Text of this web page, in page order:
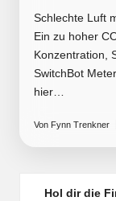
Schlechte Luft
Ein zu hoher
Konzentration,
SwitchBot
hier…
Posted
by
Von Fynn Trenkner
Hol dir die